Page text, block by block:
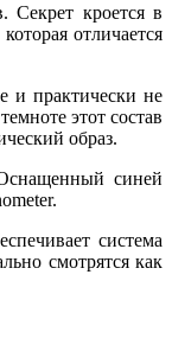
Секрет кроется в
отличается
и практически не
этот состав
образ.
синей
система
смотрятся как